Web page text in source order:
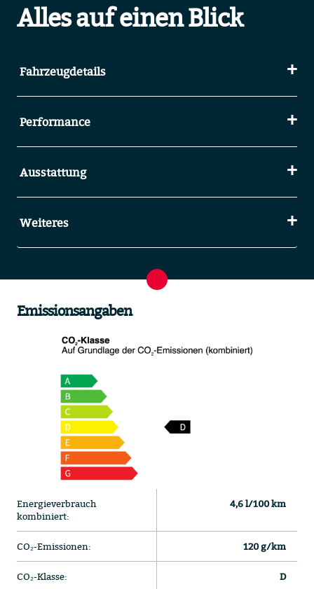
Alles auf einen Blick
Fahrzeugdetails
Performance
Ausstattung
Weiteres
Emissionsangaben
Energieverbrauch
kombiniert:
4,6 l/100 km
CO₂-Emissionen: 120 g/km
CO₂-Klasse: D